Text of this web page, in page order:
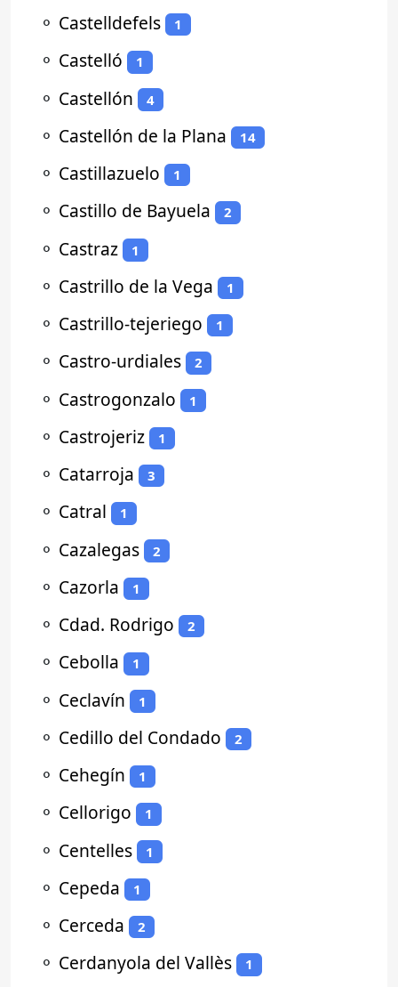
⚬ Castelldefels 1
⚬ Castelló 1
⚬ Castellón 4
⚬ Castellón de la Plana 14
⚬ Castillazuelo 1
⚬ Castillo de Bayuela 2
⚬ Castraz 1
⚬ Castrillo de la Vega 1
⚬ Castrillo-tejeriego 1
⚬ Castro-urdiales 2
⚬ Castrogonzalo 1
⚬ Castrojeriz 1
⚬ Catarroja 3
⚬ Catral 1
⚬ Cazalegas 2
⚬ Cazorla 1
⚬ Cdad. Rodrigo 2
⚬ Cebolla 1
⚬ Ceclavín 1
⚬ Cedillo del Condado 2
⚬ Cehegín 1
⚬ Cellorigo 1
⚬ Centelles 1
⚬ Cepeda 1
⚬ Cerceda 2
⚬ Cerdanyola del Vallès 1